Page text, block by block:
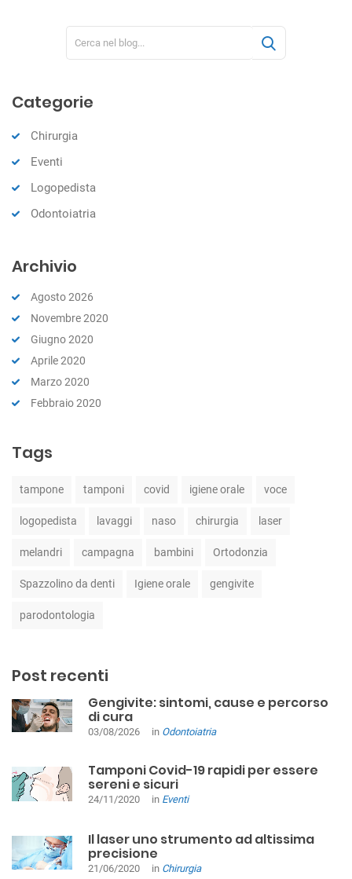
Categorie
Chirurgia
Eventi
Logopedista
Odontoiatria
Archivio
Agosto 2026
Novembre 2020
Giugno 2020
Aprile 2020
Marzo 2020
Febbraio 2020
Tags
tampone tamponi covid igiene orale voce
logopedista lavaggi naso chirurgia laser
melandri campagna bambini Ortodonzia
Spazzolino da denti Igiene orale gengivite
parodontologia
Post recenti
Gengivite: sintomi, cause e percorso
di cura
03/08/2026 in Odontoiatria
Tamponi Covid-19 rapidi per essere
sereni e sicuri
24/11/2020 in Eventi
Il laser uno strumento ad altissima
precisione
21/06/2020 in Chirurgia